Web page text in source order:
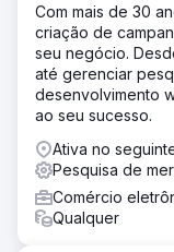
que reduziu os
colocou a
com crescimento
parceria. O foco
e integração
tornou uma
marketing,
Ir
Com mais de 30
criação de
seu negócio.
até gerenciar
desenvolvimento
ao seu sucesso.
Ativa no
Pesquisa de
Comércio
Qualquer